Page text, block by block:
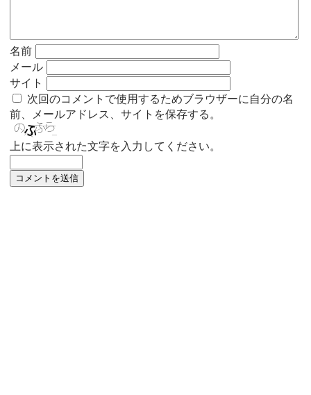
名前
メール
サイト
次回のコメントで使用するためブラウザーに自分の名
前、メールアドレス、サイトを保存する。
上に表示された文字を入力してください。